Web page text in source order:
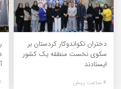
دختران تکواندوکار کردستان بر
سکوی نخست منطقه یک کشور
ایستادند
4 ساعت پیش 4